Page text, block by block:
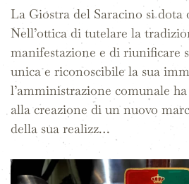
La Giostra del Saracino si
Nell’ottica di tutelare la
manifestazione e di riunificare
unica e riconoscibile la sua
l’amministrazione comunale
alla creazione di un nuovo
della sua realizz…